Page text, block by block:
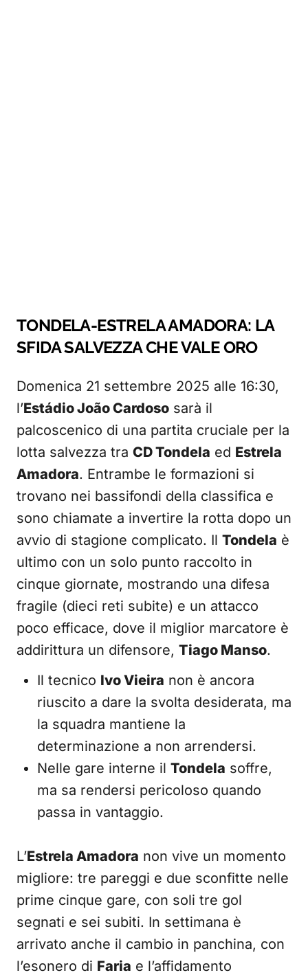
TONDELA-ESTRELA AMADORA: LA
SFIDA SALVEZZA CHE VALE ORO
Domenica 21 settembre 2025 alle 16:30,
l’Estádio João Cardoso sarà il
palcoscenico di una partita cruciale per la
lotta salvezza tra CD Tondela ed Estrela
Amadora. Entrambe le formazioni si
trovano nei bassifondi della classifica e
sono chiamate a invertire la rotta dopo un
avvio di stagione complicato. Il Tondela è
ultimo con un solo punto raccolto in
cinque giornate, mostrando una difesa
fragile (dieci reti subite) e un attacco
poco efficace, dove il miglior marcatore è
addirittura un difensore, Tiago Manso.
Il tecnico Ivo Vieira non è ancora
riuscito a dare la svolta desiderata, ma
la squadra mantiene la
determinazione a non arrendersi.
Nelle gare interne il Tondela soffre,
ma sa rendersi pericoloso quando
passa in vantaggio.
L’Estrela Amadora non vive un momento
migliore: tre pareggi e due sconfitte nelle
prime cinque gare, con soli tre gol
segnati e sei subiti. In settimana è
arrivato anche il cambio in panchina, con
l’esonero di Faria e l’affidamento